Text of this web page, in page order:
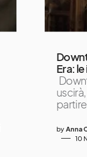
Era:
partire
by Anna
10